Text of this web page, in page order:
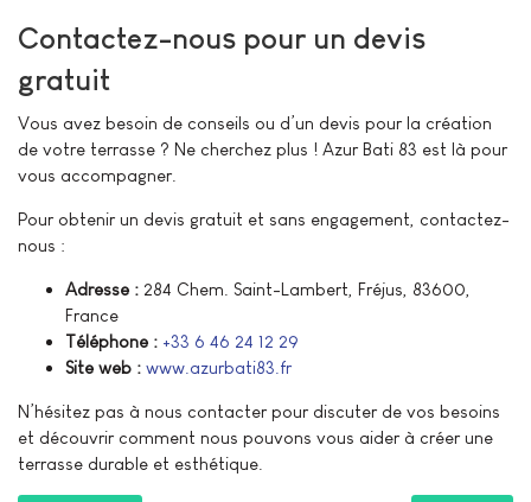
Contactez-nous pour un devis
gratuit
Vous avez besoin de conseils ou d’un devis pour la création
de votre terrasse ? Ne cherchez plus ! Azur Bati 83 est là pour
vous accompagner.
Pour obtenir un devis gratuit et sans engagement, contactez-
nous :
Adresse : 284 Chem. Saint-Lambert, Fréjus, 83600,
France
Téléphone : +33 6 46 24 12 29
Site web : www.azurbati83.fr
N’hésitez pas à nous contacter pour discuter de vos besoins
et découvrir comment nous pouvons vous aider à créer une
terrasse durable et esthétique.